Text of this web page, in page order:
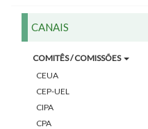
CANAIS
COMITÊS / COMISSÕES
CEUA
CEP-UEL
CIPA
CPA